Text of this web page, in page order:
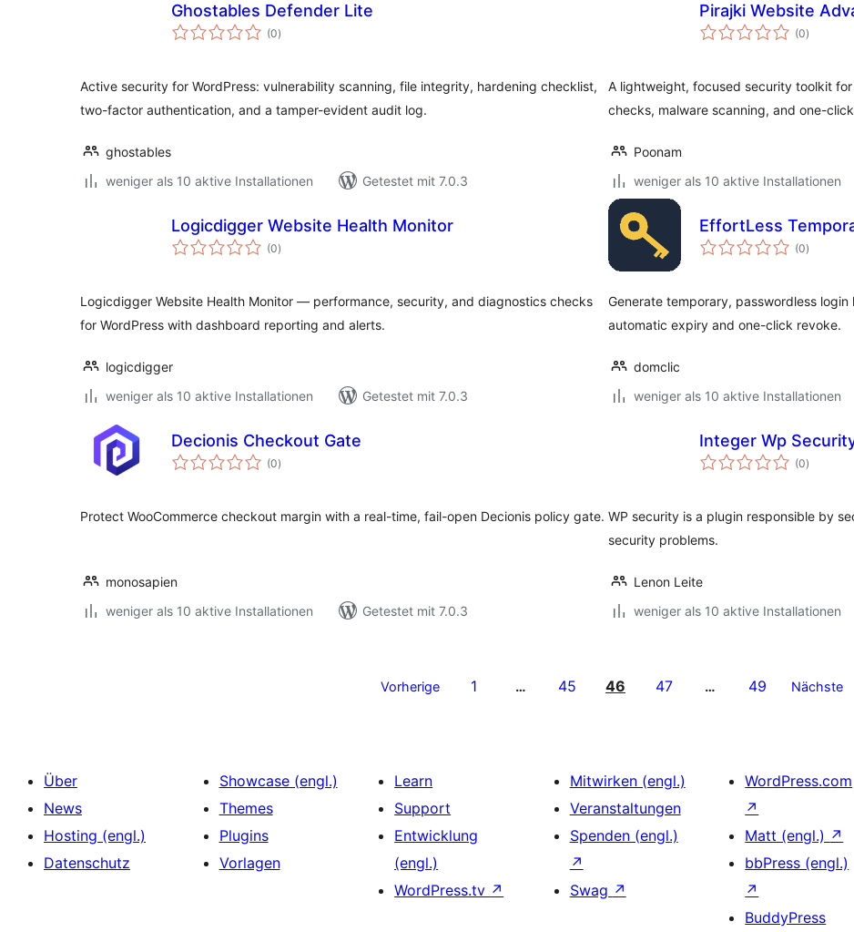
Ghostables Defender Lite
(0Bewertungen
insgesamt
)
Active security for WordPress: vulnerability scanning, file integrity, hardening checklist,
two-factor authentication, and a tamper-evident audit log.
ghostables
weniger als 10 aktive Installationen
Getestet mit 7.0.3
Pirajki Website
(0insgesamt
)
A lightweight, focused security toolkit
checks, malware scanning, and one-
Poonam
weniger als 10 aktive Installationen
Logicdigger Website Health Monitor
(0Bewertungen
insgesamt
)
Logicdigger Website Health Monitor — performance, security, and diagnostics checks
for WordPress with dashboard reporting and alerts.
logicdigger
weniger als 10 aktive Installationen
Getestet mit 7.0.3
EffortLess
(0insgesamt
)
Generate temporary, passwordless
automatic expiry and one-click revoke.
domclic
weniger als 10 aktive Installationen
Decionis Checkout Gate
(0Bewertungen
insgesamt
)
Protect WooCommerce checkout margin with a real-time, fail-open Decionis policy gate.
monosapien
weniger als 10 aktive Installationen
Getestet mit 7.0.3
Integer Wp
(0insgesamt
)
WP security is a plugin responsible by
security problems.
Lenon Leite
weniger als 10 aktive Installationen
Vorherige 1 … 45 46 47 … 49 Nächste
Über
News
Hosting (engl.)
Datenschutz
Showcase (engl.)
Themes
Plugins
Vorlagen
Learn
Support
Entwicklung
(engl.)
WordPress.tv ↗
Mitwirken (engl.)
Veranstaltungen
Spenden (engl.)
↗
Swag ↗
WordPress.com
↗
Matt (engl.) ↗
bbPress (engl.)
↗
BuddyPress